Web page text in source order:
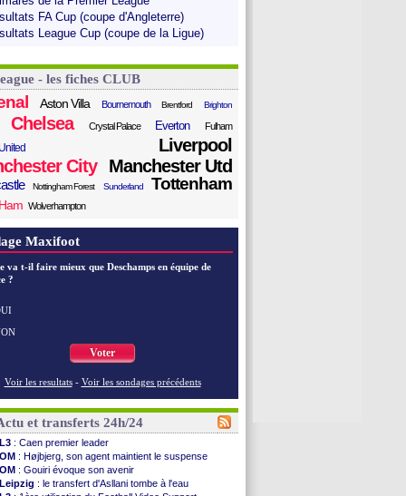
FA Cup (coupe d'Angleterre)
League Cup (coupe de la Ligue)
- les fiches CLUB
Aston Villa Bournemouth Brentford Brighton
Chelsea Crystal Palace Everton Fulham
Liverpool
City
Manchester Utd
Nottingham Forest Sunderland Tottenham
Wolverhampton
Maxifoot
va t-il faire mieux que Deschamps en équipe de
?
Voter
Voir les resultats - Voir les sondages précédents
et transferts 24h/24
L3 : Caen premier leader
OM : Højbjerg, son agent maintient le suspense
OM : Gouiri évoque son avenir
Leipzig : le transfert d'Asllani tombe à l'eau